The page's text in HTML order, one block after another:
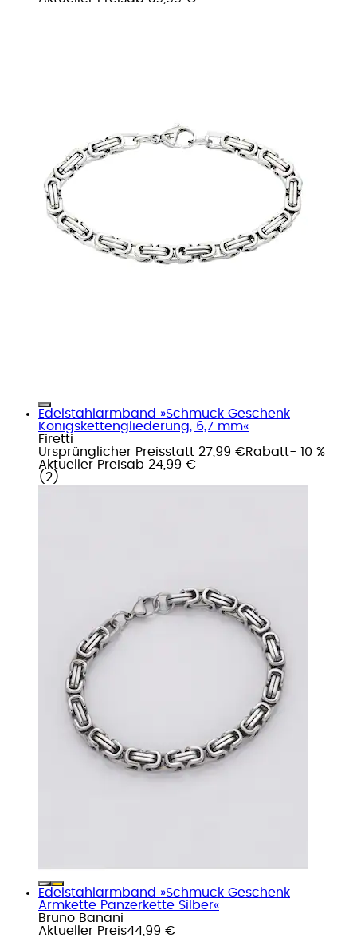
Edelstahlarmband »Schmuck Geschenk
Königskettengliederung, 6,7 mm«
Firetti
Ursprünglicher Preisstatt 27,99 €Rabatt- 10 %
Aktueller Preisab 24,99 €
( 2 )
Edelstahlarmband »Schmuck Geschenk
Armkette Panzerkette Silber«
Bruno Banani
Aktueller Preis44,99 €